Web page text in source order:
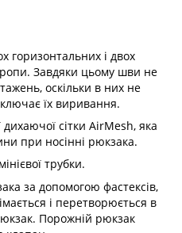
горизонтальних і двох
Завдяки цьому шви не
оскільки в них не
їх виривання.
сітки AirMesh, яка
при носінні рюкзака.
трубки.
за допомогою фастексів,
і перетворюється в
Порожній рюкзак